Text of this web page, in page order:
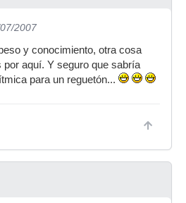
2007
y conocimiento, otra cosa
aquí. Y seguro que sabría
para un reguetón...